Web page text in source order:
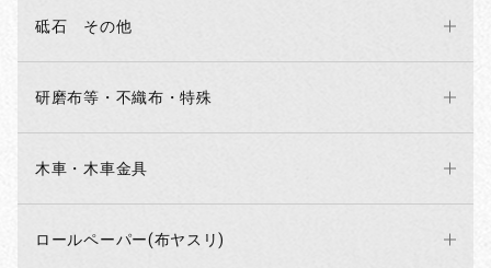
砥石 その他
研磨布等・不織布・特殊
木車・木車金具
ロールペーパー(布ヤスリ)